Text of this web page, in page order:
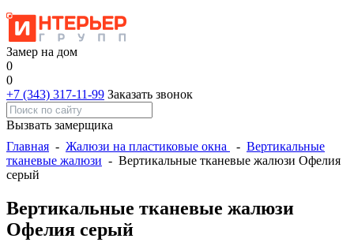
Замер на дом
0
0
+7 (343) 317-11-99 Заказать звонок
Вызвать замерщика
Главная - Жалюзи на пластиковые окна - Вертикальные
тканевые жалюзи - Вертикальные тканевые жалюзи Офелия
серый
Вертикальные тканевые жалюзи
Офелия серый